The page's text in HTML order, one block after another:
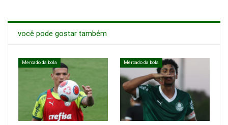
você pode gostar também
Mercado da bola Mercado da bola